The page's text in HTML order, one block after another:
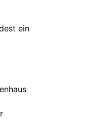
ein